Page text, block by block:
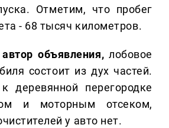
Отметим, что пробег
- 68 тысяч километров.
объявления, лобовое
состоит из дух частей.
деревянной перегородке
и моторным отсеком,
у авто нет.